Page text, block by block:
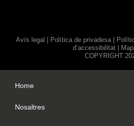
Avís legal Política de privadesa|
d’accessibilitat
COPYRIGHT
Home
Nosaltres